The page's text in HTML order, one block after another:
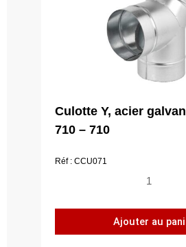
Culotte Y, acier
710 – 710
Réf : CCU071
quantité
Culotte
Y,
Ajouter au